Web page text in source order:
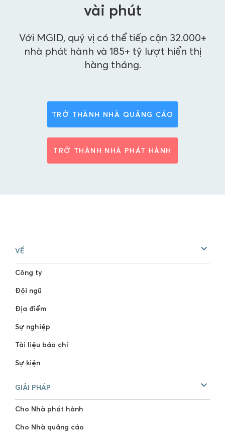
vài phút
Với MGID, quý vị có thể tiếp cận 32.000+
nhà phát hành và 185+ tỷ lượt hiển thị
hàng tháng.
TRỞ THÀNH NHÀ QUẢNG CÁO
TRỞ THÀNH NHÀ PHÁT HÀNH
VỀ
Công ty
Đội ngũ
Địa điểm
Sự nghiệp
Tài liệu báo chí
Sự kiện
GIẢI PHÁP
Cho Nhà phát hành
Cho Nhà quảng cáo